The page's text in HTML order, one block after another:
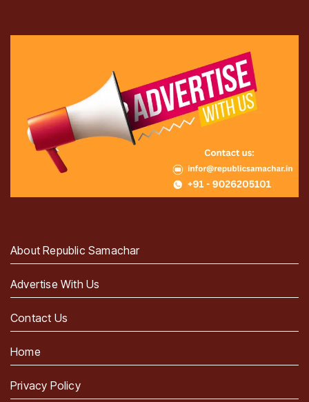
About Republic Samachar
Advertise With Us
Contact Us
Home
Privacy Policy